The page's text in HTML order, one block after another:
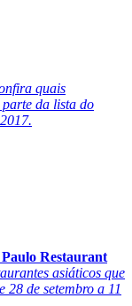
quais
da lista do
Paulo Restaurant
asiáticos que
28 de setembro a 11